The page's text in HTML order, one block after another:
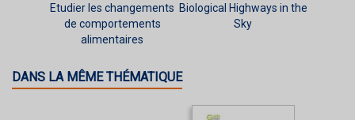
Etudier les changements
de comportements
alimentaires
Biological Highways in the
Sky
DANS LA MÊME THÉMATIQUE